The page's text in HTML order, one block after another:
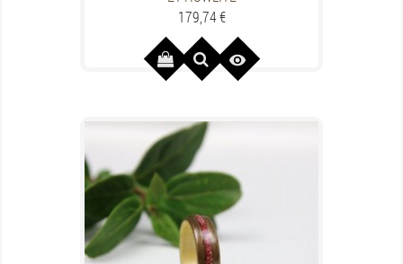
Preis
179,74 €
